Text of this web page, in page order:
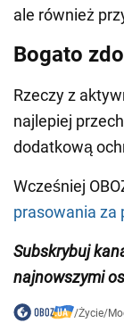
ale również
Bogato
Rzeczy z
najlepiej
dodatkową
Wcześniej
prasowania za
Subskrybuj
najnowszymi
/Życie/